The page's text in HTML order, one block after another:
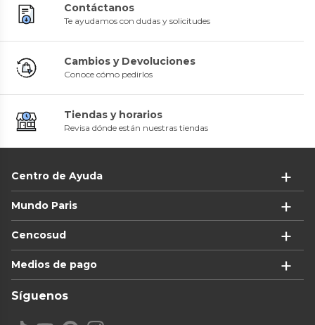
Contáctanos
Te ayudamos con dudas y solicitudes
Cambios y Devoluciones
Conoce cómo pedirlos
Tiendas y horarios
Revisa dónde están nuestras tiendas
Centro de Ayuda
Mundo Paris
Cencosud
Medios de pago
Síguenos